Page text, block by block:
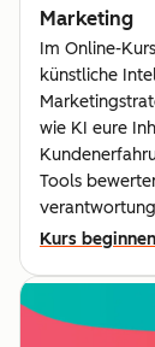
Marketing
Im Online-
künstliche
wie KI eure
Tools
Kurs beginnen